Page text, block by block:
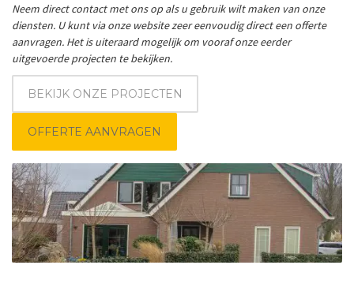
Neem direct contact met ons op als u gebruik wilt maken van onze
diensten. U kunt via onze website zeer eenvoudig direct een offerte
aanvragen. Het is uiteraard mogelijk om vooraf onze eerder
uitgevoerde projecten te bekijken.
BEKIJK ONZE PROJECTEN
OFFERTE AANVRAGEN